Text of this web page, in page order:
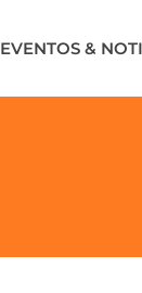
EVENTOS &